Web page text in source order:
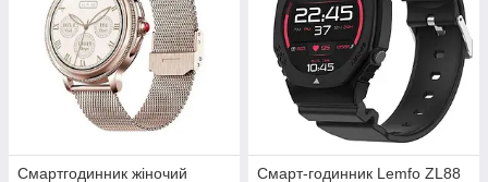
Смартгодинник жіночий
Смарт-годинник Lemfo ZL88